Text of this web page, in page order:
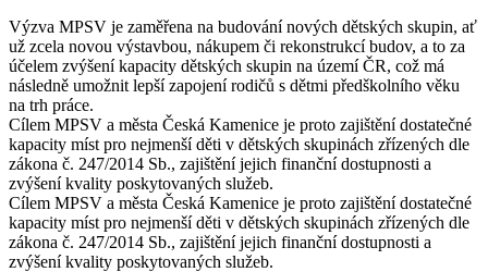
Výzva MPSV je zaměřena na budování nových dětských skupin, ať
už zcela novou výstavbou, nákupem či rekonstrukcí budov, a to za
účelem zvýšení kapacity dětských skupin na území ČR, což má
následně umožnit lepší zapojení rodičů s dětmi předškolního věku
na trh práce.
Cílem MPSV a města Česká Kamenice je proto zajištění dostatečné
kapacity míst pro nejmenší děti v dětských skupinách zřízených dle
zákona č. 247/2014 Sb., zajištění jejich finanční dostupnosti a
zvýšení kvality poskytovaných služeb.
Cílem MPSV a města Česká Kamenice je proto zajištění dostatečné
kapacity míst pro nejmenší děti v dětských skupinách zřízených dle
zákona č. 247/2014 Sb., zajištění jejich finanční dostupnosti a
zvýšení kvality poskytovaných služeb.